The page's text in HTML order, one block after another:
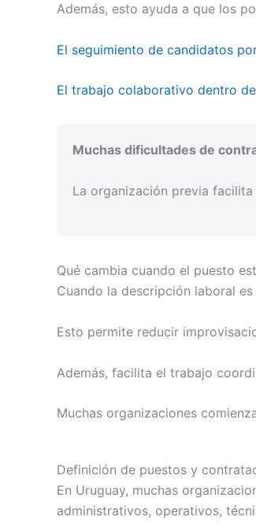
Además, esto ayuda a que los
El seguimiento de candidatos
El trabajo colaborativo dentro
Muchas dificultades de
La organización previa
Qué cambia cuando el puesto
Cuando la descripción laboral
Esto permite reducir
Además, facilita el trabajo
Muchas organizaciones
Definición de puestos y
En Uruguay, muchas
administrativos, operativos,